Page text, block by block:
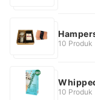
10 Produk
10 Produk